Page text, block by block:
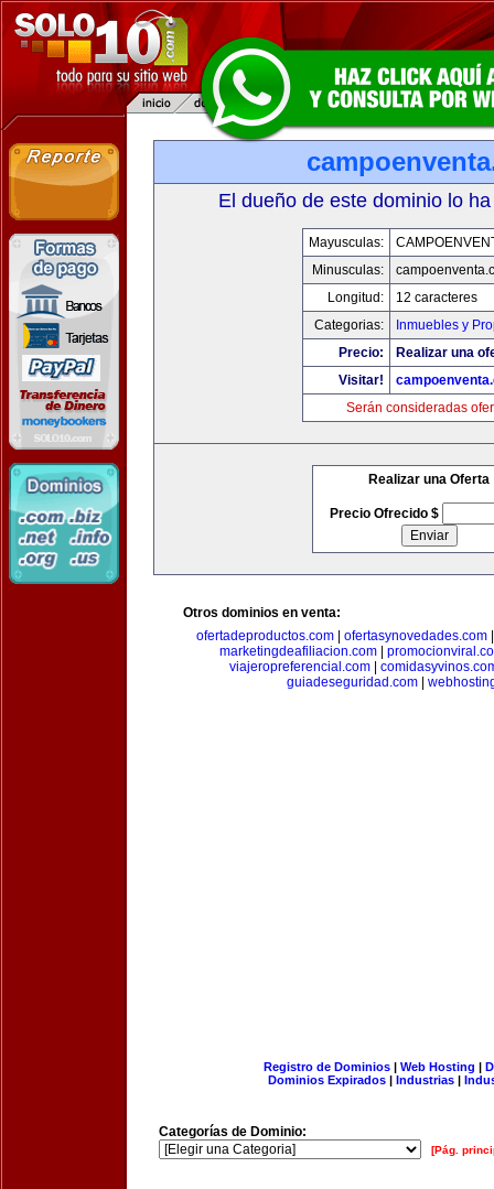
El dueño de este dominio lo
Mayusculas:
Minusculas:
Longitud:
12 caracteres
Categorias:
Inmuebles y
Precio:
Realizar una
Visitar!
Serán consideradas
Realizar una Oferta
Precio Ofrecido $
Otros dominios en venta:
ofertadeproductos.com| ofertasynovedades.com
marketingdeafiliacion.com|
viajeropreferencial.com
guiadeseguridad.com|
Registro de Dominios| Web Hosting |
Dominios Expirados | Industrias |
Categorías de Dominio:
[Pág.